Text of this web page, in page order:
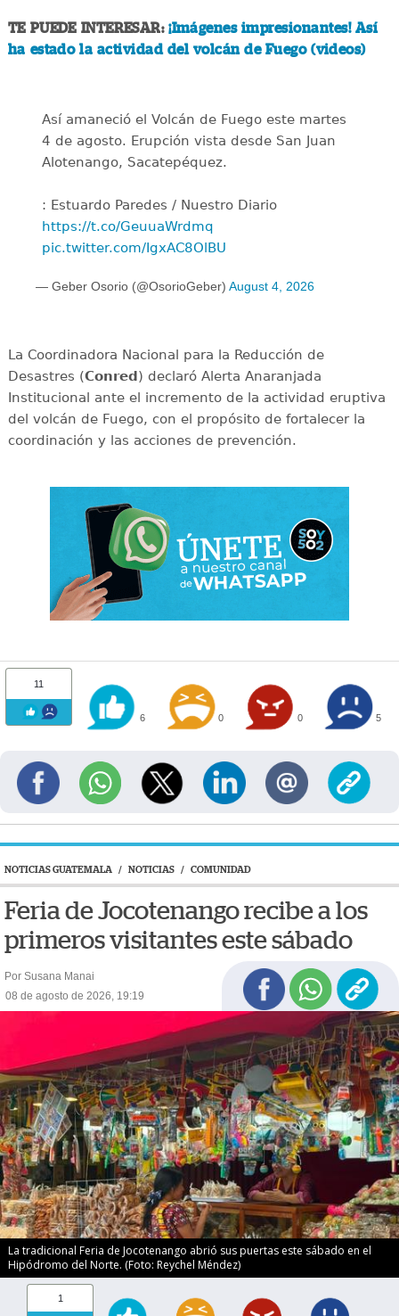
TE PUEDE INTERESAR:¡Imágenes impresionantes! Así
ha estado la actividad del volcán de Fuego (videos)
Así amaneció el Volcán de Fuego este martes
4 de agosto. Erupción vista desde San Juan
Alotenango, Sacatepéquez.
: Estuardo Paredes / Nuestro Diario
https://t.co/GeuuaWrdmq
pic.twitter.com/IgxAC8OlBU
— Geber Osorio (@OsorioGeber) August 4, 2026
La Coordinadora Nacional para la Reducción de
Desastres (Conred) declaró Alerta Anaranjada
Institucional ante el incremento de la actividad eruptiva
del volcán de Fuego, con el propósito de fortalecer la
coordinación y las acciones de prevención.
11
6 0 0 5
NOTICIAS GUATEMALA / NOTICIAS / COMUNIDAD
Feria de Jocotenango recibe a los
primeros visitantes este sábado
Por Susana Manai
08 de agosto de 2026, 19:19
La tradicional Feria de Jocotenango abrió sus puertas este sábado en el
Hipódromo del Norte. (Foto: Reychel Méndez)
1